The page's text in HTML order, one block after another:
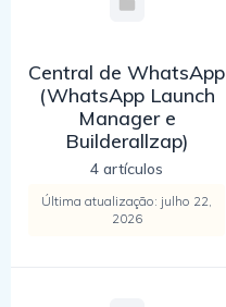
Central de WhatsApp
(WhatsApp Launch
Manager e
Builderallzap)
4 artículos
Última atualização: julho 22,
2026